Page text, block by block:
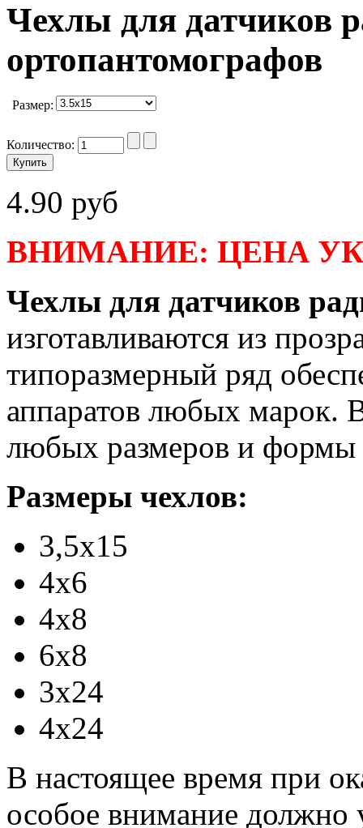
Чехлы для датчиков
ортопантомографов
Размер:
Количество:
4.90 руб
ВНИМАНИЕ: ЦЕНА
Чехлы для датчиков
изготавливаются из
типоразмерный ряд
аппаратов любых марок.
любых размеров и формы
Размеры чехлов:
3,5х15
4х6
4х8
6х8
3х24
4х24
В настоящее время при
особое внимание должно